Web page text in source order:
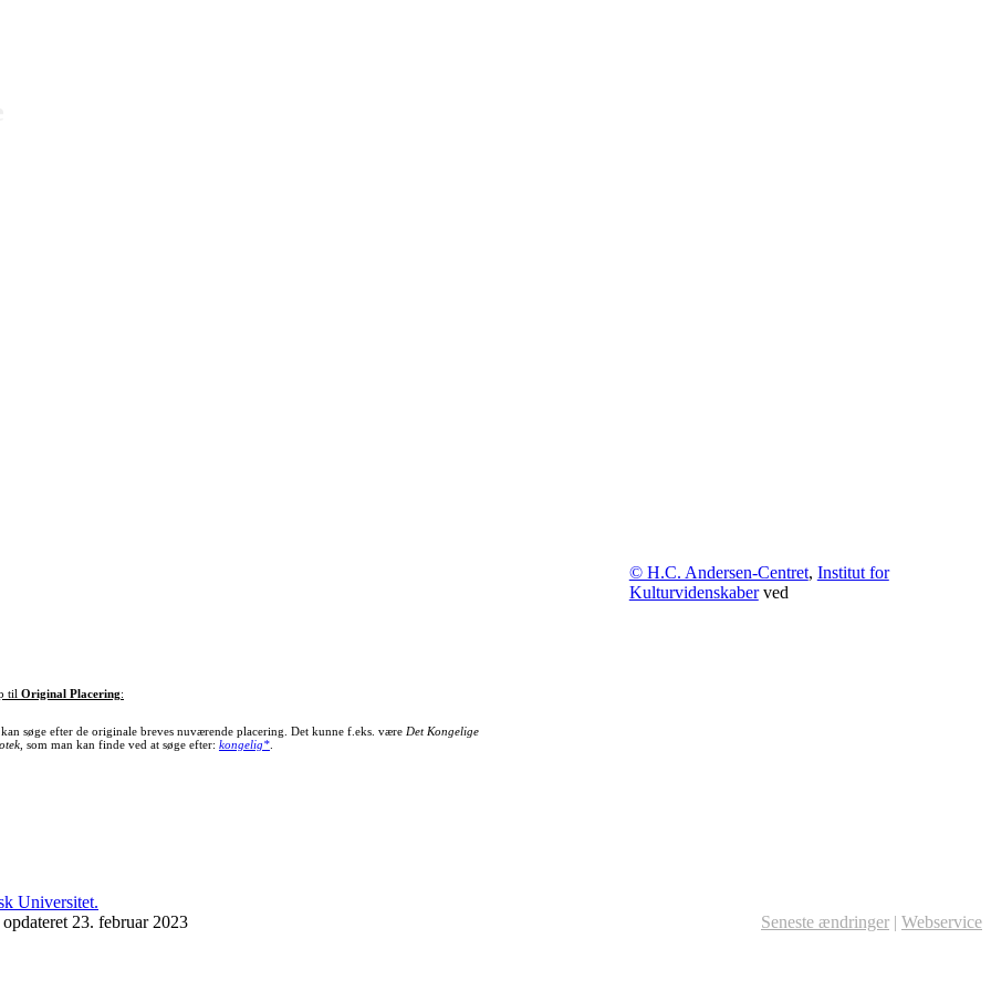
til Original Placering:
søge efter de originale breves nuværende placering. Det kunne f.eks. være Det Kongelige
, som man kan finde ved at søge efter: kongelig*.
© H.C. Andersen-Centret, Institut for
Kulturvidenskaberved
23. februar 2023 Seneste ændringer | Webservice